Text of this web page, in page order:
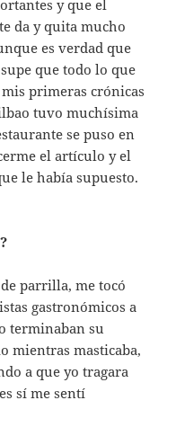
y que el
da y quita mucho
es verdad que
que todo lo que
primeras crónicas
tuvo muchísima
se puso en
el artículo y el
le había supuesto.
parrilla, me tocó
gastronómicos a
terminaban su
mientras masticaba,
a que yo tragara
sí me sentí